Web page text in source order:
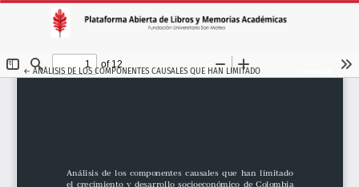
←VOLVER A LOS DETALLES DEL ARTÍCULO
ANÁLISIS DE LOS COMPONENTES CAUSALES QUE HAN LIMITADO EL CRECIMIENTO Y